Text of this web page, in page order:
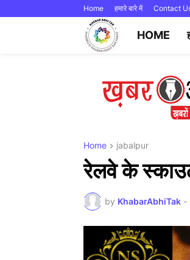
Home हमारे बारे में Contact
HOME
Home jabalpur
रेलवे के
by KhabarAbhiTak -